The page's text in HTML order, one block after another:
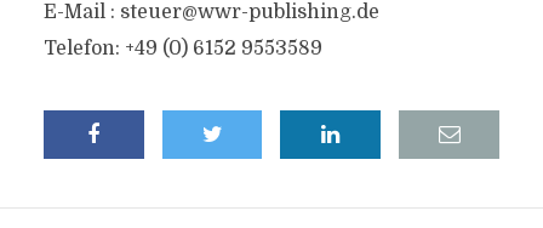
E-Mail : steuer@wwr-publishing.de
Telefon: +49 (0) 6152 9553589